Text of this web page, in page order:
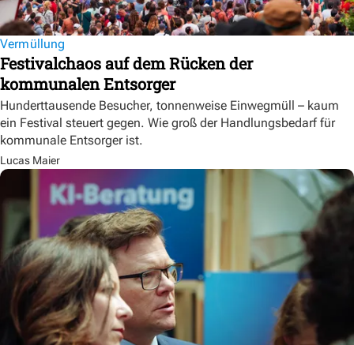
Vermüllung
Festivalchaos auf dem Rücken der
kommunalen Entsorger
Hunderttausende Besucher, tonnenweise Einwegmüll – kaum
ein Festival steuert gegen. Wie groß der Handlungsbedarf für
kommunale Entsorger ist.
Lucas Maier